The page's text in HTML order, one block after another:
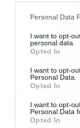
Please note that
not limited to your
grant or deny
use your data for
consent section.
Personal Data
I want to opt-
personal data.
Opted In
I want to opt-
Personal Data.
Opted In
I want to opt-
Personal Data
Opted In
Annetts,
μουσικών και
εμπορικού
«Όποιος
εξαφανίσει την